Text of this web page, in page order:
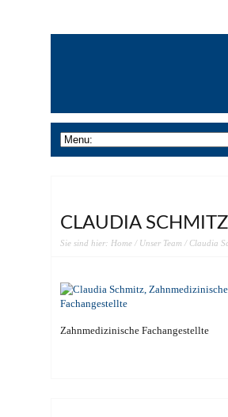
CLAUDIA SCHMITZ
Sie sind hier: Home / Unser Team / Claudia
Zahnmedizinische Fachangestellte